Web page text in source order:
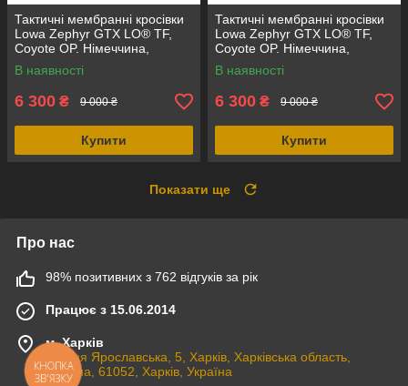
Тактичні мембранні кросівки
Lowa Zephyr GTX LO® TF,
Coyote OP. Німеччина,
оригінал.
В наявності
6 300 ₴ 9 000 ₴
Купити
Тактичні мембранні кросівки
Lowa Zephyr GTX LO® TF,
Coyote OP. Німеччина,
оригінал.
В наявності
6 300 ₴ 9 000 ₴
Купити
Показати ще
Про нас
98% позитивних з 762 відгуків за рік
Працює з 15.06.2014
м. Харків
вулиця Ярославська, 5, Харків, Харківська область,
Україна, 61052, Харків, Україна
КНОПКА
ЗВ'ЯЗКУ